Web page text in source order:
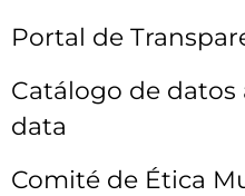
Portal de
Catálogo de datos
data
Comité de Ética